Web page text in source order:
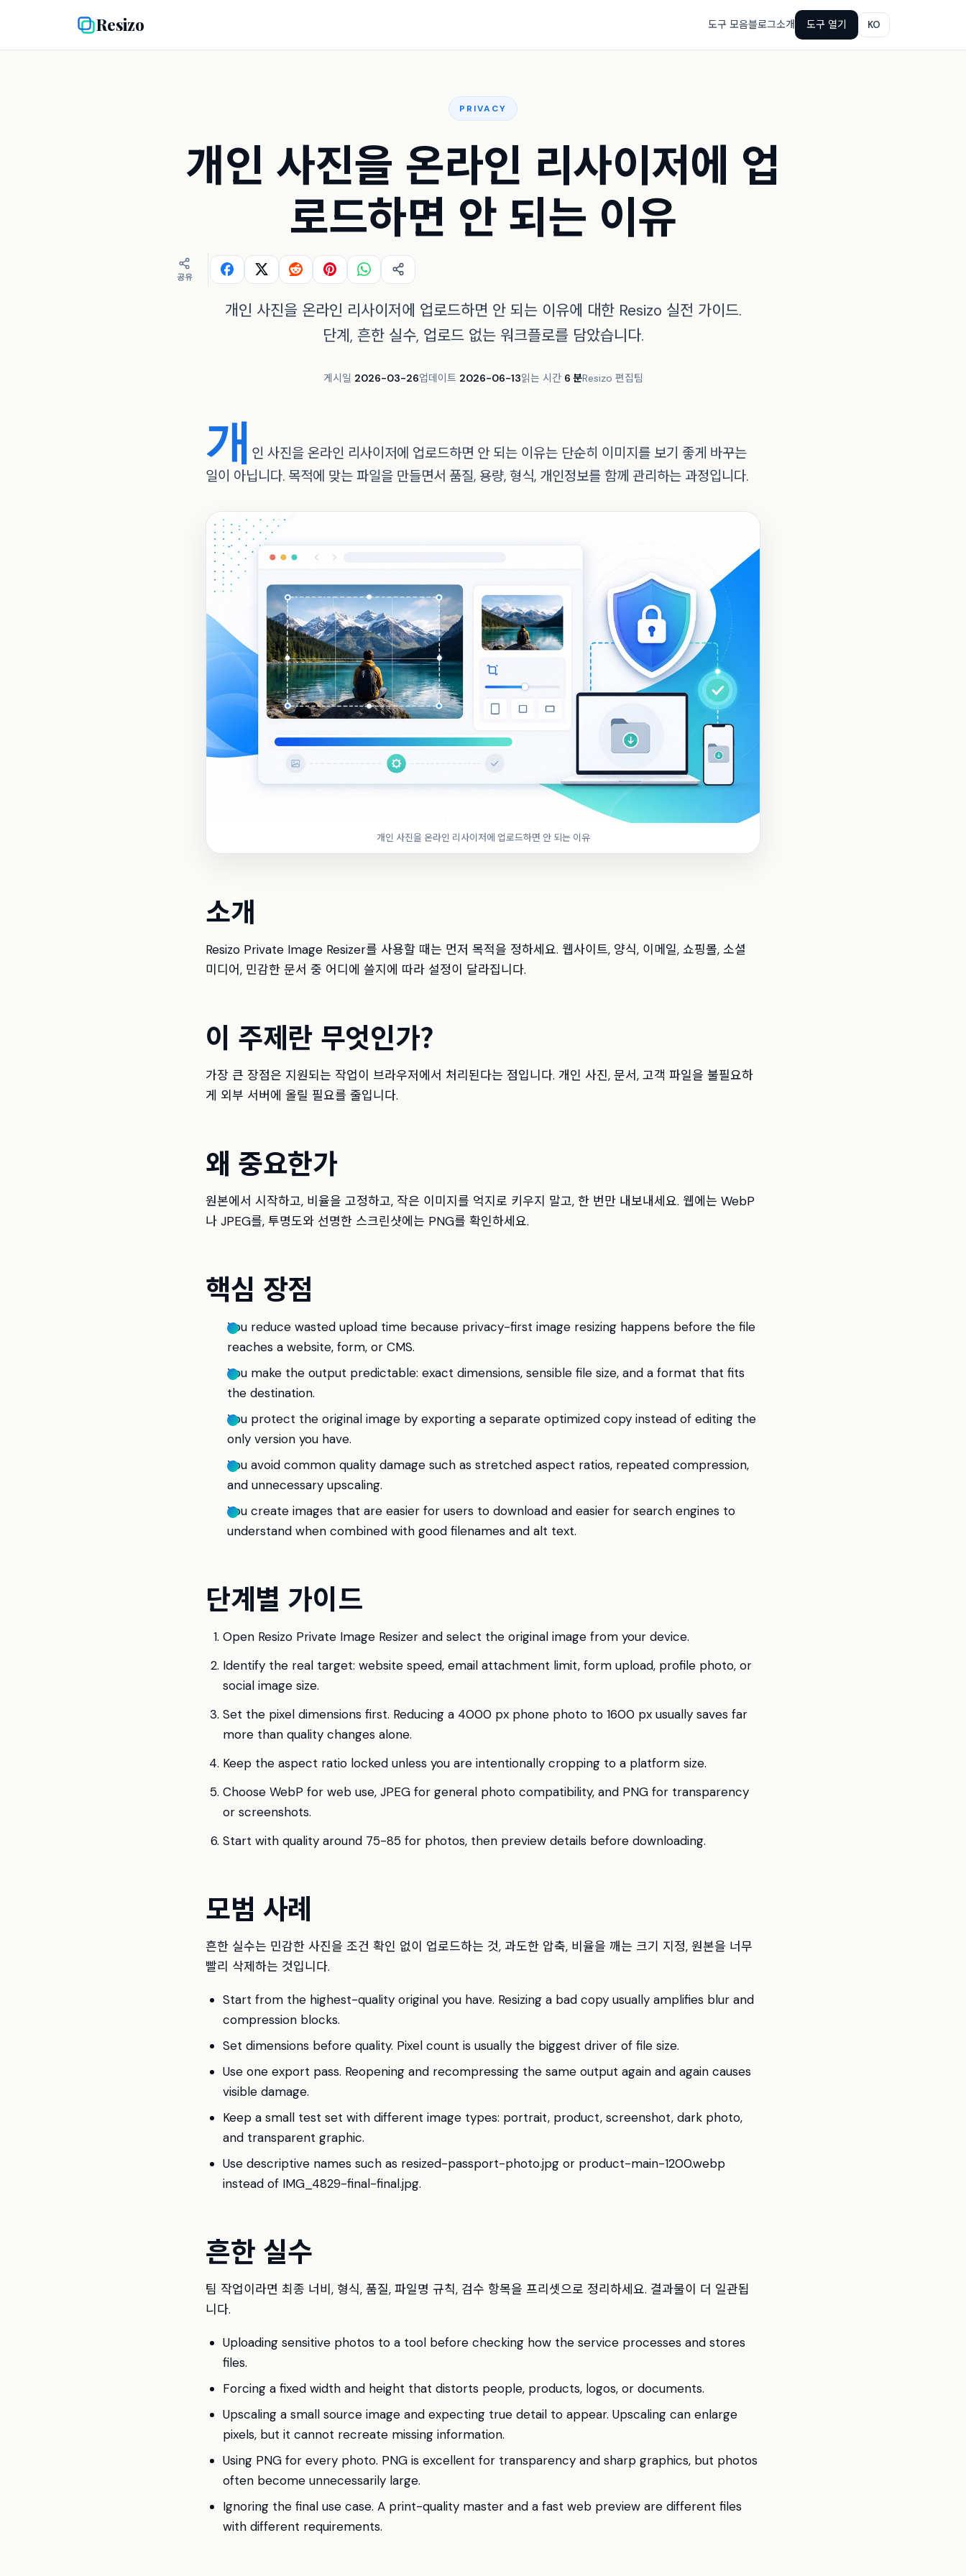
Resizo 도구 모음블로그소개 도구 열기 KO
PRIVACY
개인 사진을 온라인 리사이저에 업
로드하면 안 되는 이유
공유
개인 사진을 온라인 리사이저에 업로드하면 안 되는 이유에 대한 Resizo 실전 가이드.
단계, 흔한 실수, 업로드 없는 워크플로를 담았습니다.
게시일 2026-03-26업데이트 2026-06-13읽는 시간 6 분Resizo 편집팀
개 인 사진을 온라인 리사이저에 업로드하면 안 되는 이유는 단순히 이미지를 보기 좋게 바꾸는
일이 아닙니다. 목적에 맞는 파일을 만들면서 품질, 용량, 형식, 개인정보를 함께 관리하는 과정입니다.
개인 사진을 온라인 리사이저에 업로드하면 안 되는 이유
소개
Resizo Private Image Resizer를 사용할 때는 먼저 목적을 정하세요. 웹사이트, 양식, 이메일, 쇼핑몰, 소셜
미디어, 민감한 문서 중 어디에 쓸지에 따라 설정이 달라집니다.
이 주제란 무엇인가?
가장 큰 장점은 지원되는 작업이 브라우저에서 처리된다는 점입니다. 개인 사진, 문서, 고객 파일을 불필요하
게 외부 서버에 올릴 필요를 줄입니다.
왜 중요한가
원본에서 시작하고, 비율을 고정하고, 작은 이미지를 억지로 키우지 말고, 한 번만 내보내세요. 웹에는 WebP
나 JPEG를, 투명도와 선명한 스크린샷에는 PNG를 확인하세요.
핵심 장점
You reduce wasted upload time because privacy-first image resizing happens before the file
reaches a website, form, or CMS.
You make the output predictable: exact dimensions, sensible file size, and a format that fits
the destination.
You protect the original image by exporting a separate optimized copy instead of editing the
only version you have.
You avoid common quality damage such as stretched aspect ratios, repeated compression,
and unnecessary upscaling.
You create images that are easier for users to download and easier for search engines to
understand when combined with good filenames and alt text.
단계별 가이드
Open Resizo Private Image Resizer and select the original image from your device.
Identify the real target: website speed, email attachment limit, form upload, profile photo, or
social image size.
Set the pixel dimensions first. Reducing a 4000 px phone photo to 1600 px usually saves far
more than quality changes alone.
Keep the aspect ratio locked unless you are intentionally cropping to a platform size.
Choose WebP for web use, JPEG for general photo compatibility, and PNG for transparency
or screenshots.
Start with quality around 75-85 for photos, then preview details before downloading.
모범 사례
흔한 실수는 민감한 사진을 조건 확인 없이 업로드하는 것, 과도한 압축, 비율을 깨는 크기 지정, 원본을 너무
빨리 삭제하는 것입니다.
Start from the highest-quality original you have. Resizing a bad copy usually amplifies blur and
compression blocks.
Set dimensions before quality. Pixel count is usually the biggest driver of file size.
Use one export pass. Reopening and recompressing the same output again and again causes
visible damage.
Keep a small test set with different image types: portrait, product, screenshot, dark photo,
and transparent graphic.
Use descriptive names such as resized-passport-photo.jpg or product-main-1200.webp
instead of IMG_4829-final-final.jpg.
흔한 실수
팀 작업이라면 최종 너비, 형식, 품질, 파일명 규칙, 검수 항목을 프리셋으로 정리하세요. 결과물이 더 일관됩
니다.
Uploading sensitive photos to a tool before checking how the service processes and stores
files.
Forcing a fixed width and height that distorts people, products, logos, or documents.
Upscaling a small source image and expecting true detail to appear. Upscaling can enlarge
pixels, but it cannot recreate missing information.
Using PNG for every photo. PNG is excellent for transparency and sharp graphics, but photos
often become unnecessarily large.
Ignoring the final use case. A print-quality master and a fast web preview are different files
with different requirements.